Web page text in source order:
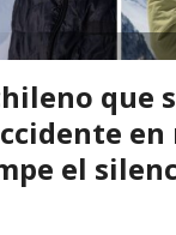
que
en
el